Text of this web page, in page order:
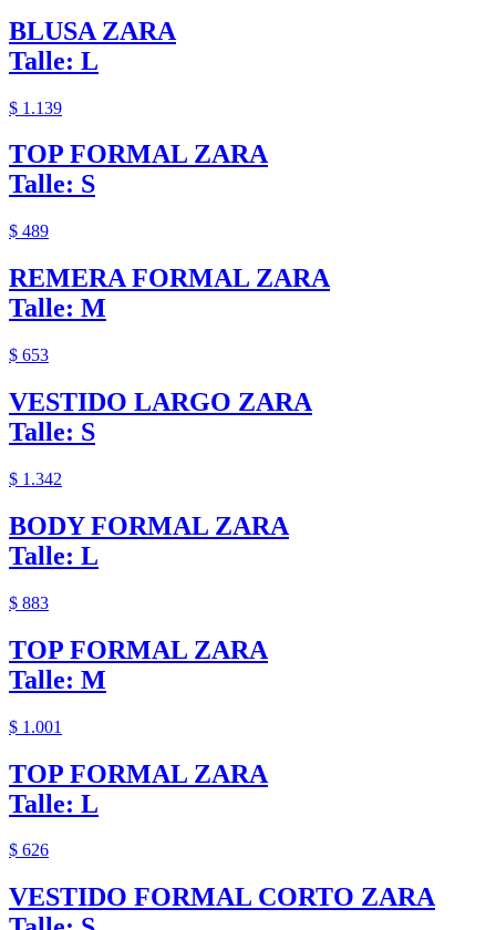
BLUSA ZARA
Talle: L
$ 1.139
TOP FORMAL ZARA
Talle: S
$ 489
REMERA FORMAL ZARA
Talle: M
$ 653
VESTIDO LARGO ZARA
Talle: S
$ 1.342
BODY FORMAL ZARA
Talle: L
$ 883
TOP FORMAL ZARA
Talle: M
$ 1.001
TOP FORMAL ZARA
Talle: L
$ 626
VESTIDO FORMAL CORTO ZARA